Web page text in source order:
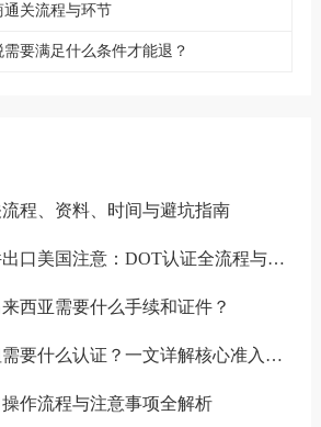
通关流程与环节
要满足什么条件才能退？
流程、资料、时间与避坑指南
国注意：DOT认证全流程与合规要点详解
西亚需要什么手续和证件？
要什么认证？一文详解核心准入要求
作流程与注意事项全解析